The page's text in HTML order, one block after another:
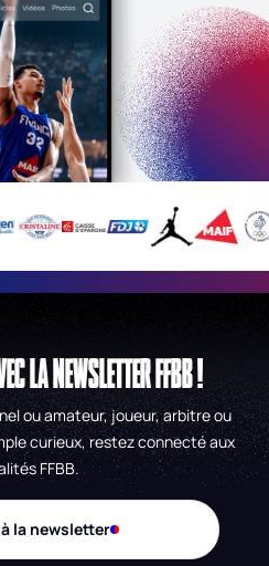
LA NEWSLETTER FFBB !
ou amateur, joueur, arbitre ou
curieux, restez connecté aux
FFBB.
la newsletter